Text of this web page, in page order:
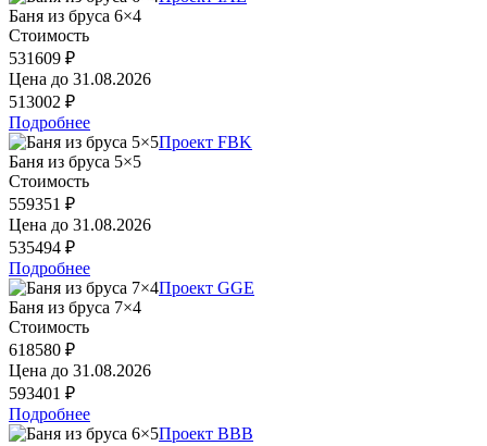
Баня из бруса 6×4
Стоимость
531609 ₽
Цена до 31.08.2026
513002 ₽
Подробнее
Проект FBK
Баня из бруса 5×5
Стоимость
559351 ₽
Цена до 31.08.2026
535494 ₽
Подробнее
Проект GGE
Баня из бруса 7×4
Стоимость
618580 ₽
Цена до 31.08.2026
593401 ₽
Подробнее
Проект BBB